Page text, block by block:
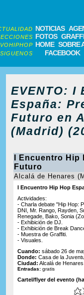
NOTICIAS
FOTOS
HOME SOBRE
SIGUENOS FACEBOOK
EVENTO: I
España:
Futuro en
(Madrid)
I Encuentro
Futuro
Alcalá de Henares
I Encuentro Hip Hop
Actividades:
- Charla debate "Hip Hop:
DNI, Mr. Rango, Rayden,
Renegade, Bako, Sonia
- Exhibición de DJ.
- Exhibición de Break
- Muestra de Graffiti.
- Visuales.
Cuando: sábado 26 de
Donde: Casa de la
Ciudad: Alcalá de
Entradas: gratis
Cartel/flyer del evento